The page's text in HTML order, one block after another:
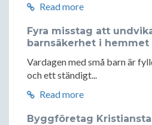
Read more
Fyra misstag att
barnsäkerhet i hemmet
Vardagen med små barn är
och ett ständigt...
Read more
Byggföretag